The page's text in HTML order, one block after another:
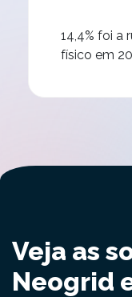
14,4% foi a
físico em
Veja as
Neogrid